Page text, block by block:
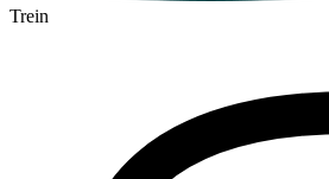
Trein